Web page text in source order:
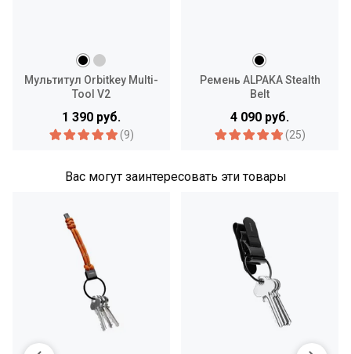
Мультитул Orbitkey Multi-
Tool V2
1 390 руб.
(9)
Ремень ALPAKA Stealth
Belt
4 090 руб.
(25)
Вас могут заинтересовать эти товары